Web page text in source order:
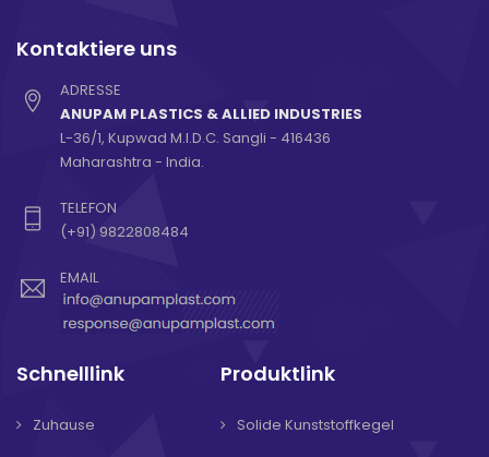
Kontaktiere uns
ADRESSE
ANUPAM PLASTICS & ALLIED INDUSTRIES
L-36/1, Kupwad M.I.D.C. Sangli - 416436
Maharashtra - India.
TELEFON
(+91) 9822808484
EMAIL
Schnelllink
Zuhause
Produktlink
Solide Kunststoffkegel